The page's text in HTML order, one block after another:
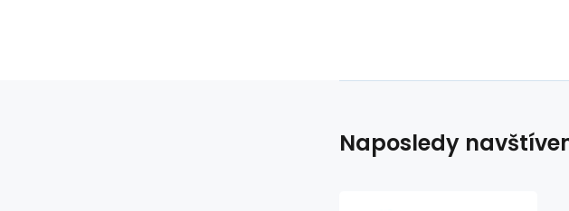
Naposledy